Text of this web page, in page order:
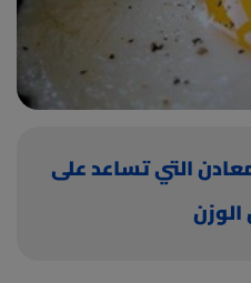
التي تساعد على